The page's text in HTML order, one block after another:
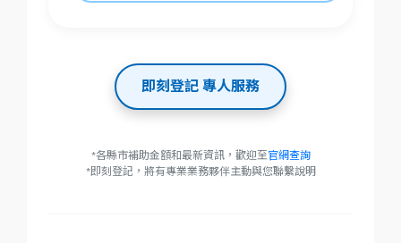
即刻登記 專人服務
*各縣市補助金額和最新資訊，歡迎至官網查詢
*即刻登記，將有專業業務夥伴主動與您聯繫說明